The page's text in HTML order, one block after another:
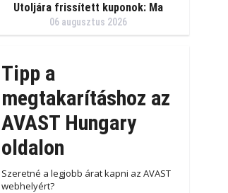
Utoljára frissített kuponok: Ma
06 augusztus 2026
Tipp a
megtakarításhoz az
AVAST Hungary
oldalon
Szeretné a legjobb árat kapni az AVAST
webhelyért?